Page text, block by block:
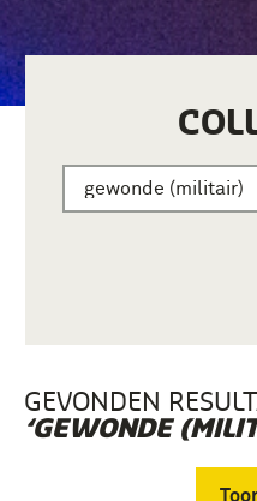
GEVONDEN
‘GEWONDE